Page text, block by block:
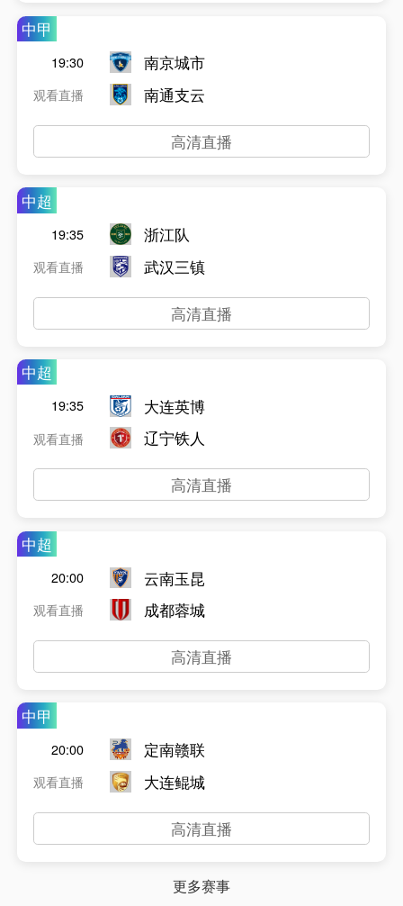
中甲
19:30
观看直播
南京城市
南通支云
高清直播
中超
19:35
观看直播
浙江队
武汉三镇
高清直播
中超
19:35
观看直播
大连英博
辽宁铁人
高清直播
中超
20:00
观看直播
云南玉昆
成都蓉城
高清直播
中甲
20:00
观看直播
定南赣联
大连鲲城
高清直播
更多赛事